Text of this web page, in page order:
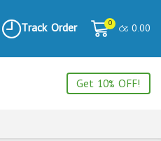
Track Order 0 රු 0.00
Get 10% OFF!